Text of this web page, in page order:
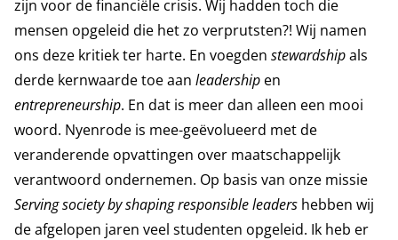
zijn voor de financiële crisis. Wij hadden toch die
mensen opgeleid die het zo verprutsten?! Wij namen
ons deze kritiek ter harte. En voegden stewardshipals
derde kernwaarde toe aan leadership en
entrepreneurship. En dat is meer dan alleen een mooi
woord. Nyenrode is mee-geëvolueerd met de
veranderende opvattingen over maatschappelijk
verantwoord ondernemen. Op basis van onze missie
Serving society by shaping responsible leaders hebben wij
de afgelopen jaren veel studenten opgeleid. Ik heb er